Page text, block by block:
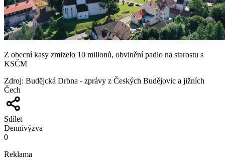
Z obecní kasy zmizelo 10 milionů, obvinění padlo na starostu s
KSČM
Zdroj: Budějcká Drbna - zprávy z Českých Budějovic a jižních
Čech
Sdílet
Dennívýzva
0
Reklama